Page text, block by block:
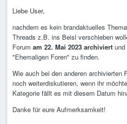
Liebe User,
nachdem es kein brandaktuelles
Threads z.B. ins Beisl verschieben
Forum am 22. Mai 2023 archiviert
"Ehemaligen Foren" zu finden.
Wie auch bei den anderen archivierten
noch weiterdiskutieren, wenn ihr
Kategorie fällt es mit diesem Datum
Danke für eure Aufmerksamkeit!